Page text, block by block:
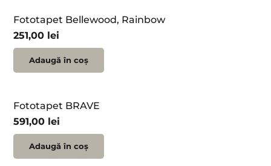
Fototapet Bellewood, Rainbow
251,00 lei
Adaugă în coș
Fototapet BRAVE
591,00 lei
Adaugă în coș